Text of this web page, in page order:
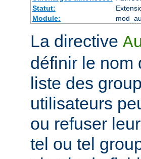
Statut:
Module:
La directive
définir le nom
liste des
utilisateurs
ou refuser
tel ou tel